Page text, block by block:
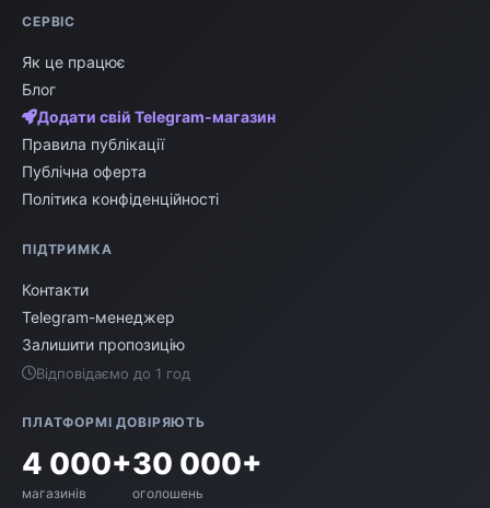
СЕРВІС
Як це працює
Блог
Додати свій Telegram-магазин
Правила публікації
Публічна оферта
Політика конфіденційності
ПІДТРИМКА
Контакти
Telegram-менеджер
Залишити пропозицію
Відповідаємо до 1 год
ПЛАТФОРМІ ДОВІРЯЮТЬ
4 000+
магазинів
30 000+
оголошень